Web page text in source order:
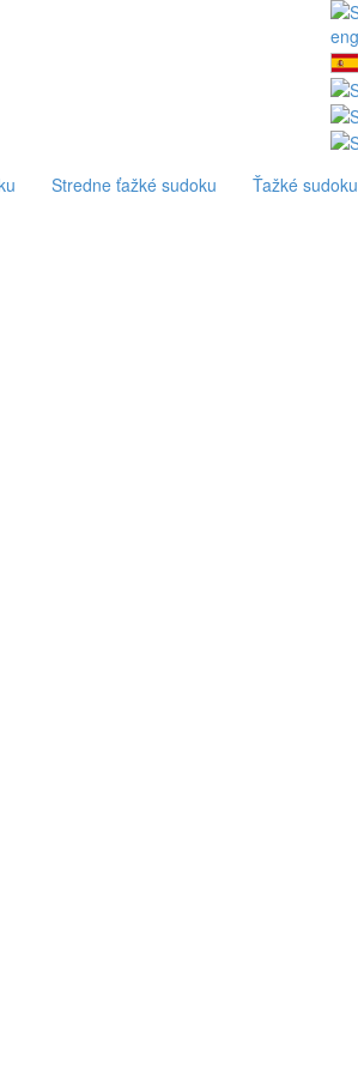
Stredne ťažké sudoku Ťažké sudoku